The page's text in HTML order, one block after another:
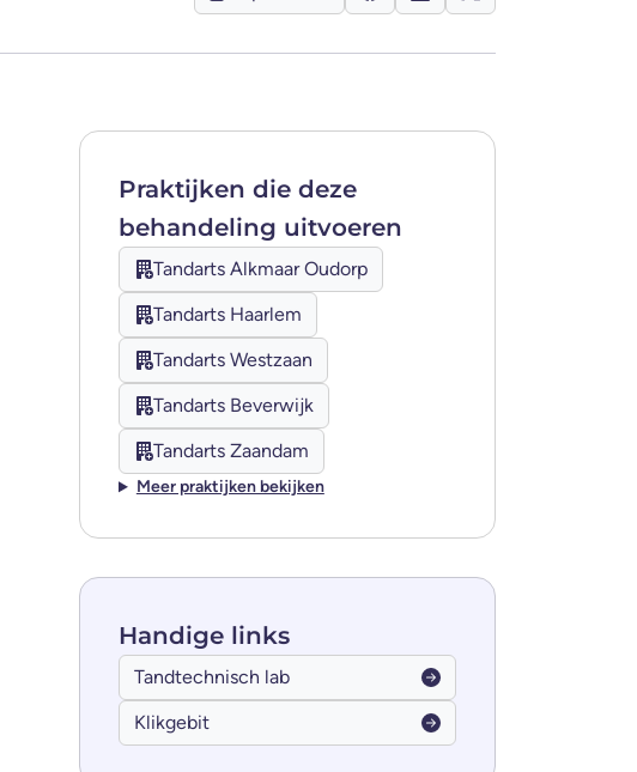
Praktijken die deze
behandeling uitvoeren
Tandarts Alkmaar Oudorp
Tandarts Haarlem
Tandarts Westzaan
Tandarts Beverwijk
Tandarts Zaandam
Meer praktijken bekijken
Handige links
Tandtechnisch lab
Klikgebit